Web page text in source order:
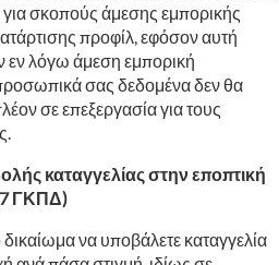
σκοπούς άμεσης εμπορικής
προφίλ, εφόσον αυτή
εν λόγω άμεση εμπορική
σας δεδομένα δεν θα
σε επεξεργασία για τους
καταγγελίας στην εποπτική
ΓΚΠΔ)
να υποβάλετε καταγγελία